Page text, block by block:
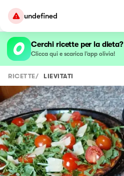
undefined
Cerchi ricette per la dieta?
Clicca qui e scarica l’app olivia!
RICETTE/ LIEVITATI